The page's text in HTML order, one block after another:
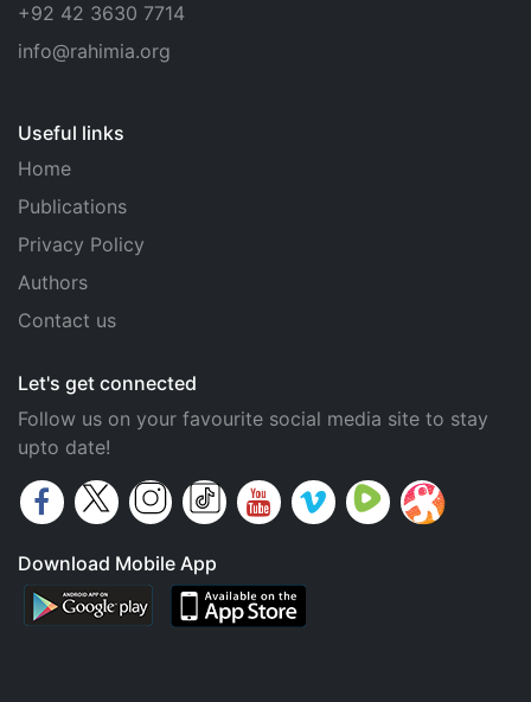
+92 42 3630 7714
info@rahimia.org
Useful links
Home
Publications
Privacy Policy
Authors
Contact us
Let's get connected
Follow us on your favourite social media site to stay
upto date!
Download Mobile App